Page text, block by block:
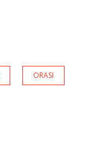
ORASI